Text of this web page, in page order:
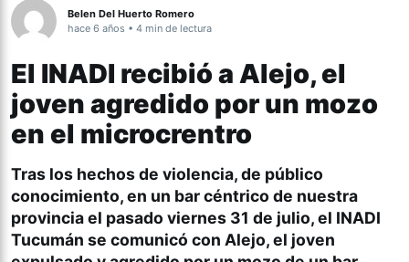
Belen Del Huerto Romero
hace 6 años • 4 min de lectura
El INADI recibió a Alejo, el
joven agredido por un mozo
en el microcrentro
Tras los hechos de violencia, de público
conocimiento, en un bar céntrico de nuestra
provincia el pasado viernes 31 de julio, el INADI
Tucumán se comunicó con Alejo, el joven